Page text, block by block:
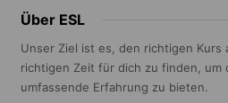
Über ESL
Unser Ziel ist es, den richtigen Kurs
richtigen Zeit für dich zu finden, um
umfassende Erfahrung zu bieten.